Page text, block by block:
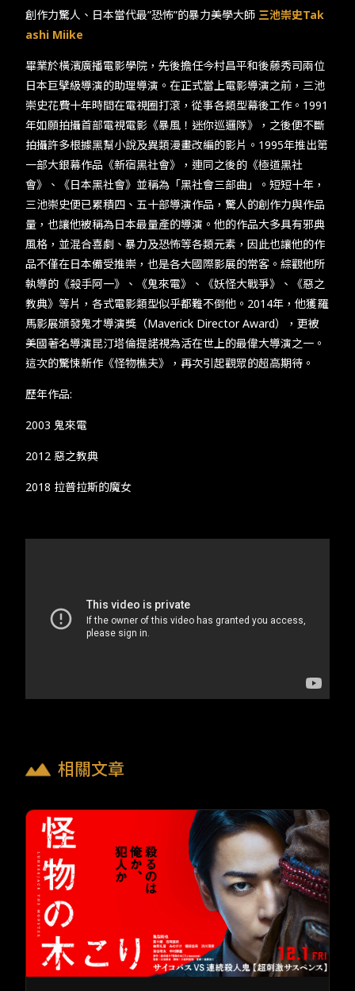
創作力驚人、日本當代最”恐怖”的暴力美學大師 三池崇史Tak
ashi Miike
畢業於橫濱廣播電影學院，先後擔任今村昌平和後藤秀司兩位
日本巨擘級導演的助理導演。在正式當上電影導演之前，三池
崇史花費十年時間在電視圈打滾，從事各類型幕後工作。1991
年如願拍攝首部電視電影《暴風！迷你巡邏隊》，之後便不斷
拍攝許多根據黑幫小說及異類漫畫改編的影片。1995年推出第
一部大銀幕作品《新宿黑社會》，連同之後的《極道黑社
會》、《日本黑社會》並稱為「黑社會三部曲」。短短十年，
三池崇史便已累積四、五十部導演作品，驚人的創作力與作品
量，也讓他被稱為日本最量產的導演。他的作品大多具有邪典
風格，並混合喜劇、暴力及恐怖等各類元素，因此也讓他的作
品不僅在日本備受推崇，也是各大國際影展的常客。綜觀他所
執導的《殺手阿一》、《鬼來電》、《妖怪大戰爭》、《惡之
教典》等片，各式電影類型似乎都難不倒他。2014年，他獲羅
馬影展頒發鬼才導演獎（Maverick Director Award），更被
美國著名導演昆汀塔倫提諾視為活在世上的最偉大導演之一。
這次的驚悚新作《怪物樵夫》，再次引起觀眾的超高期待。
歷年作品:
2003 鬼來電
2012 惡之教典
2018 拉普拉斯的魔女
相關文章